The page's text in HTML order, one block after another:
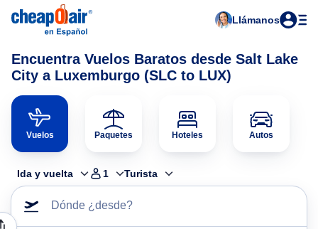
Llámanos
Encuentra Vuelos Baratos desde Salt Lake
City a Luxemburgo (SLC to LUX)
Vuelos Paquetes Hoteles Autos
Ida y vuelta 1 Turista
Dónde ¿desde?